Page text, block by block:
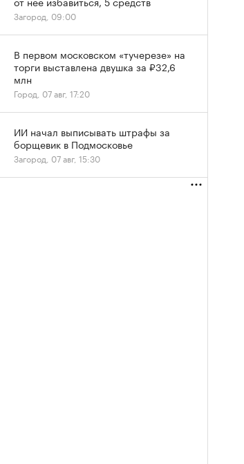
Загород, 09:00
В первом московском «тучерезе» на
торги выставлена двушка за ₽32,6
млн
Город, 07 авг, 17:20
ИИ начал выписывать штрафы за
борщевик в Подмосковье
Загород, 07 авг, 15:30